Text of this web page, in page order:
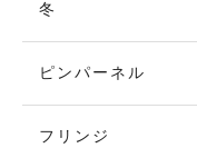
冬
ピンパーネル
フリンジ